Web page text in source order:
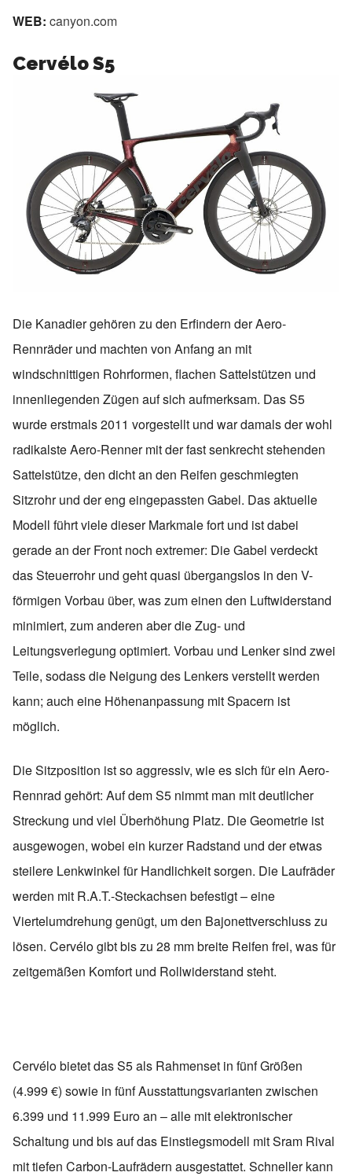
WEB: canyon.com
Cervélo S5
Die Kanadier gehören zu den Erfindern der Aero-
Rennräder und machten von Anfang an mit
windschnittigen Rohrformen, flachen Sattelstützen und
innenliegenden Zügen auf sich aufmerksam. Das S5
wurde erstmals 2011 vorgestellt und war damals der wohl
radikalste Aero-Renner mit der fast senkrecht stehenden
Sattelstütze, den dicht an den Reifen geschmiegten
Sitzrohr und der eng eingepassten Gabel. Das aktuelle
Modell führt viele dieser Markmale fort und ist dabei
gerade an der Front noch extremer: Die Gabel verdeckt
das Steuerrohr und geht quasi übergangslos in den V-
förmigen Vorbau über, was zum einen den Luftwiderstand
minimiert, zum anderen aber die Zug- und
Leitungsverlegung optimiert. Vorbau und Lenker sind zwei
Teile, sodass die Neigung des Lenkers verstellt werden
kann; auch eine Höhenanpassung mit Spacern ist
möglich.
Die Sitzposition ist so aggressiv, wie es sich für ein Aero-
Rennrad gehört: Auf dem S5 nimmt man mit deutlicher
Streckung und viel Überhöhung Platz. Die Geometrie ist
ausgewogen, wobei ein kurzer Radstand und der etwas
steilere Lenkwinkel für Handlichkeit sorgen. Die Laufräder
werden mit R.A.T.-Steckachsen befestigt – eine
Viertelumdrehung genügt, um den Bajonettverschluss zu
lösen. Cervélo gibt bis zu 28 mm breite Reifen frei, was für
zeitgemäßen Komfort und Rollwiderstand steht.
Cervélo bietet das S5 als Rahmenset in fünf Größen
(4.999 €) sowie in fünf Ausstattungsvarianten zwischen
6.399 und 11.999 Euro an – alle mit elektronischer
Schaltung und bis auf das Einstiegsmodell mit Sram Rival
mit tiefen Carbon-Laufrädern ausgestattet. Schneller kann